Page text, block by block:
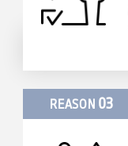
REASON 03